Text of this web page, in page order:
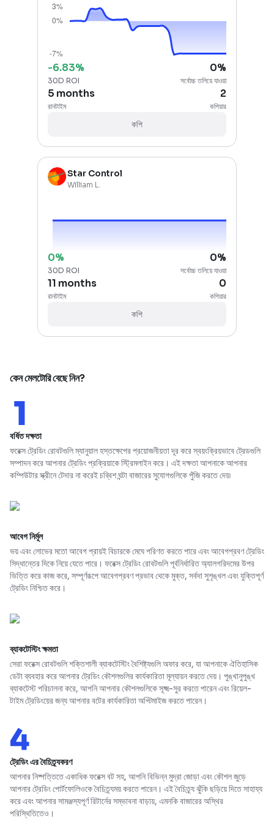
-6.83%
30D ROI
0%
সর্বোচ্চ তলিয়ে যাওয়া
5 months
রানটাইম
2
কপিয়ার
কপি
Star Control
William L.
0%
30D ROI
0%
সর্বোচ্চ তলিয়ে যাওয়া
11 months
রানটাইম
0
কপিয়ার
কপি
কেন মেলটোরি বেছে নিন?
বর্ধিত দক্ষতা
ফরেক্স ট্রেডিং রোবটগুলি ম্যানুয়াল হস্তক্ষেপের প্রয়োজনীয়তা দূর করে স্বয়ংক্রিয়ভাবে ট্রেডগুলি
সম্পাদন করে আপনার ট্রেডিং প্রক্রিয়াকে স্ট্রিমলাইন করে। এই দক্ষতা আপনাকে আপনার
কম্পিউটার স্ক্রীনে টেদার না করেই চব্বিশ ঘন্টা বাজারের সুযোগগুলিকে পুঁজি করতে দেয়৷
আবেগ নির্মূল
ভয় এবং লোভের মতো আবেগ প্রায়ই বিচারকে মেঘে পরিণত করতে পারে এবং আবেগপ্রবণ ট্রেডিং
সিদ্ধান্তের দিকে নিয়ে যেতে পারে। ফরেক্স ট্রেডিং রোবটগুলি পূর্বনির্ধারিত অ্যালগরিদমের উপর
ভিত্তি করে কাজ করে, সম্পূর্ণরূপে আবেগপ্রবণ প্রভাব থেকে মুক্ত, সর্বদা সুশৃঙ্খল এবং যুক্তিপূর্ণ
ট্রেডিং নিশ্চিত করে।
ব্যাকটেস্টিং ক্ষমতা
সেরা ফরেক্স রোবটগুলি শক্তিশালী ব্যাকটেস্টিং বৈশিষ্ট্যগুলি অফার করে, যা আপনাকে ঐতিহাসিক
ডেটা ব্যবহার করে আপনার ট্রেডিং কৌশলগুলির কার্যকারিতা মূল্যায়ন করতে দেয়। পুঙ্খানুপুঙ্খ
ব্যাকটেস্ট পরিচালনা করে, আপনি আপনার কৌশলগুলিকে সূক্ষ্ম-সুর করতে পারেন এবং রিয়েল-
টাইম ট্রেডিংয়ের জন্য আপনার বটের কার্যকারিতা অপ্টিমাইজ করতে পারেন।
ট্রেডিং এর বৈচিত্র্যকরণ
আপনার নিষ্পত্তিতে একাধিক ফরেক্স বট সহ, আপনি বিভিন্ন মুদ্রা জোড়া এবং কৌশল জুড়ে
আপনার ট্রেডিং পোর্টফোলিওকে বৈচিত্র্যময় করতে পারেন। এই বৈচিত্র্য ঝুঁকি ছড়িয়ে দিতে সাহায্য
করে এবং আপনার সামঞ্জস্যপূর্ণ রিটার্নের সম্ভাবনা বাড়ায়, এমনকি বাজারের অস্থির
পরিস্থিতিতেও।